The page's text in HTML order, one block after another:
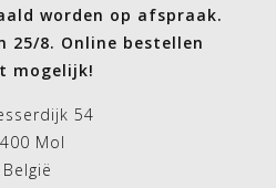
worden op afspraak.
25/8. Online bestellen
mogelijk!
54
Mol
België